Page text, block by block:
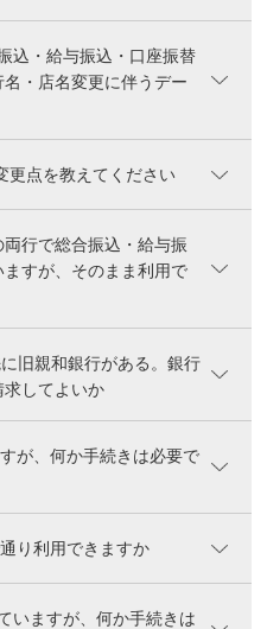
込・給与振込・口座振替
・店名変更に伴うデー
更点を教えてください
行で総合振込・給与振
すが、そのまま利用で
旧親和銀行がある。銀行
してよいか
が、何か手続きは必要で
り利用できますか
いますが、何か手続きは